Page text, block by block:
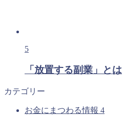
5
「放置する副業」とは
カテゴリー
お金にまつわる情報 4